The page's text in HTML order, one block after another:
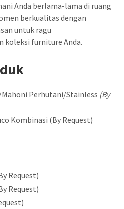
Anda berlama-lama di ruang
berkualitas dengan
untuk ragu
koleksi furniture Anda.
Mahoni Perhutani/Stainless (By
Kombinasi (By Request)
Request)
Request)